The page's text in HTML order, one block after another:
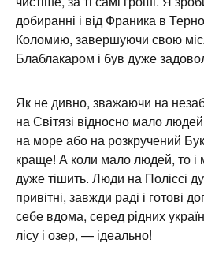
на Світязі відносно мало
на море або на розкручений
краще! А коли мало людей, то і
привітні, завжди раді і готові
себе вдома, серед рідних
лісу і озер, — ідеально!
З мінусів можна відзначити
на територіях кемпінгів, а
можна, але реально дорого.
транспортом, то рекомендую